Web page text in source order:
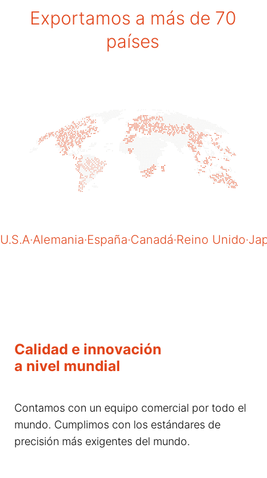
Exportamos a más de 70
países
U.S.A·Alemania·España·Canadá·Reino Unido·
Calidad e innovación
a nivel mundial
Contamos con un equipo comercial por todo el
mundo. Cumplimos con los estándares de
precisión más exigentes del mundo.